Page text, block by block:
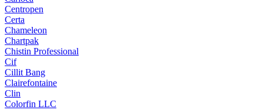
Centropen
Certa
Chameleon
Chartpak
Chistin Professional
Cif
Cillit Bang
Clairefontaine
Clin
Colorfin LLC